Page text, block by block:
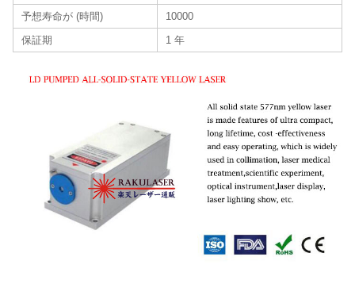
予想寿命が (時間)
10000
保証期
1 年